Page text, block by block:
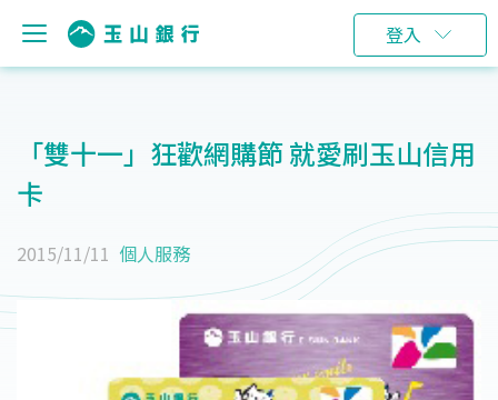
登入
「雙十一」狂歡網購節 就愛刷玉山信用
卡
2015/11/11 個人服務